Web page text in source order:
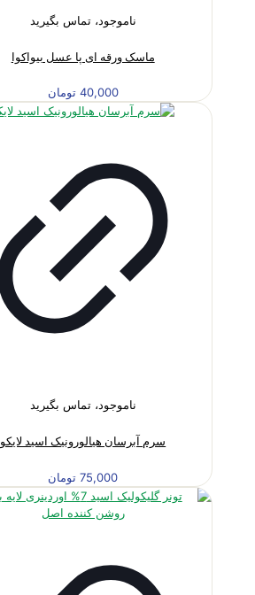
ناموجود، تماس بگیرید
ماسک ورقه ای پا عسل بیواکوا
40,000 تومان
ناموجود، تماس بگیرید
سرم آبرسان هیالورونیک اسید لایکو
75,000 تومان